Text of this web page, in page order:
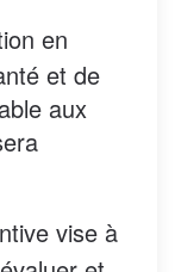
en
et de
aux
vise à